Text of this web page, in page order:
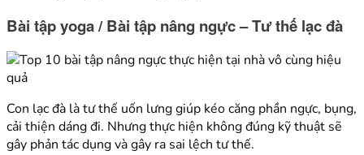
Bài tập yoga / Bài tập nâng ngực – Tư thế lạc đà
Con lạc đà là tư thế uốn lưng giúp kéo căng phần ngực, bụng,
cải thiện dáng đi. Nhưng thực hiện không đúng kỹ thuật sẽ
gây phản tác dụng và gây ra sai lệch tư thế.